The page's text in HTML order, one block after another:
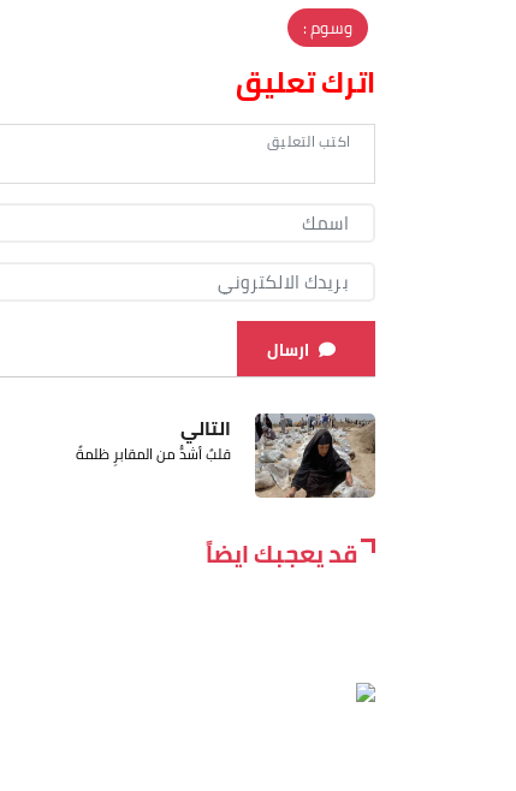
وسوم :
اترك تعليق
ارسال
التالي
قلبٌ أشدُّ من المقابرِ ظلمةً
قد يعجبك ايضاً